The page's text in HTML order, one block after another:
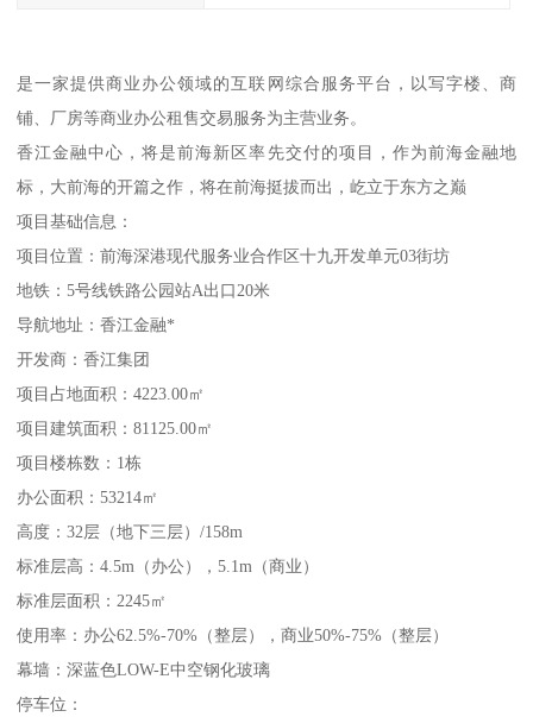
是一家提供商业办公领域的互联网综合服务平台，以写字楼、商
铺、厂房等商业办公租售交易服务为主营业务。
香江金融中心，将是前海新区率先交付的项目，作为前海金融地
标，大前海的开篇之作，将在前海挺拔而出，屹立于东方之巅
项目基础信息：
项目位置：前海深港现代服务业合作区十九开发单元03街坊
地铁：5号线铁路公园站A出口20米
导航地址：香江金融*
开发商：香江集团
项目占地面积：4223.00㎡
项目建筑面积：81125.00㎡
项目楼栋数：1栋
办公面积：53214㎡
高度：32层（地下三层）/158m
标准层高：4.5m（办公），5.1m（商业）
标准层面积：2245㎡
使用率：办公62.5%-70%（整层），商业50%-75%（整层）
幕墙：深蓝色LOW-E中空钢化玻璃
停车位：